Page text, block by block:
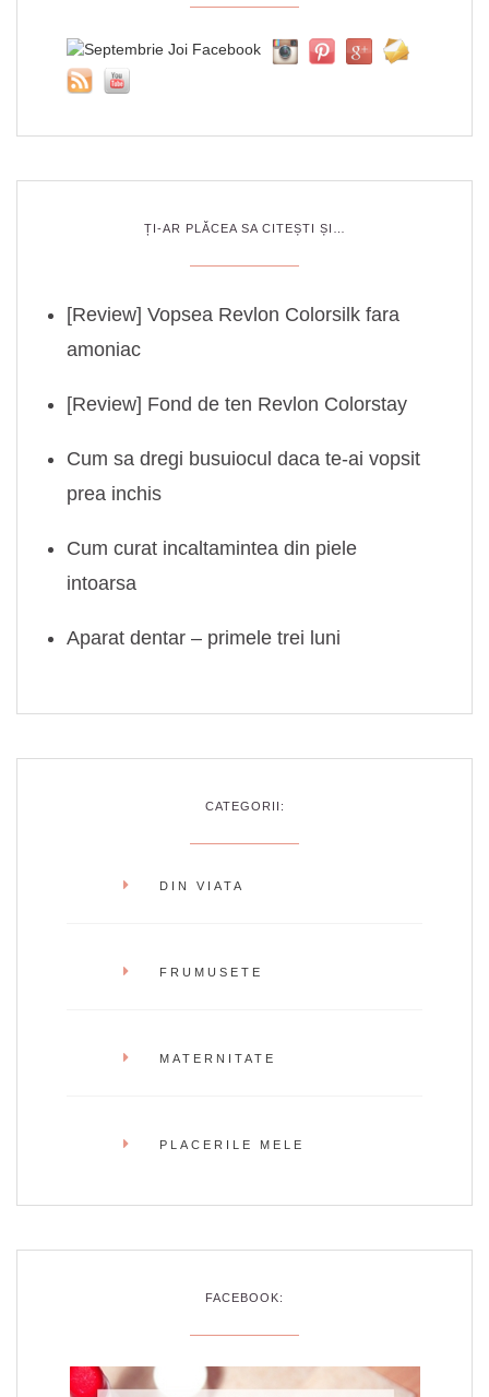
ȚI-AR PLĂCEA SA CITEȘTI ȘI…
[Review] Vopsea Revlon Colorsilk fara
amoniac
[Review] Fond de ten Revlon Colorstay
Cum sa dregi busuiocul daca te-ai vopsit
prea inchis
Cum curat incaltamintea din piele
intoarsa
Aparat dentar – primele trei luni
CATEGORII:
DIN VIATA
FRUMUSETE
MATERNITATE
PLACERILE MELE
FACEBOOK: